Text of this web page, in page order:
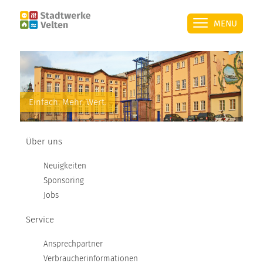
MENU
ÜBER UNS
SERVICE
PRIVATKUNDEN
GESCHÄFTSKUNDEN
Einfach. Mehr. Wert.
Über uns
Neuigkeiten
Sponsoring
Jobs
Service
Ansprechpartner
Verbraucherinformationen